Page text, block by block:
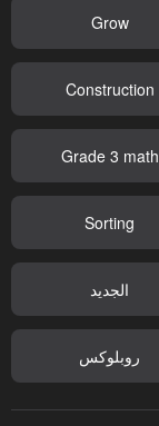
Grow
Construction
Grade 3 math
Sorting
الجديد
روبلوكس